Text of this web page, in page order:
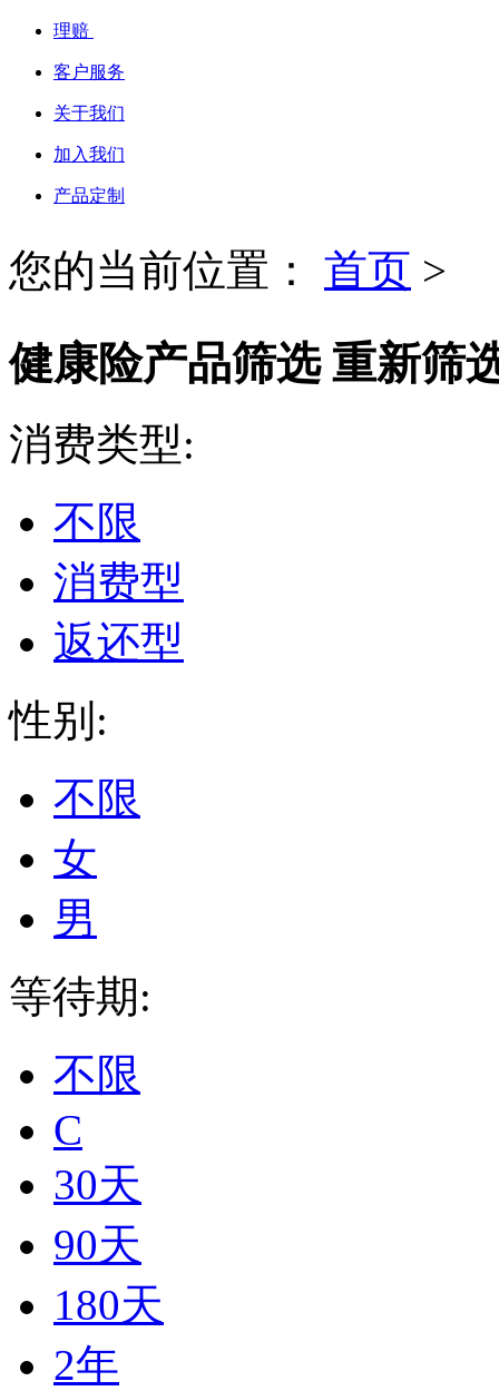
理赔
客户服务
关于我们
加入我们
产品定制
您的当前位置： 首页 >
健康险产品筛选 重新筛
消费类型:
不限
消费型
返还型
性别:
不限
女
男
等待期:
不限
C
30天
90天
180天
2年